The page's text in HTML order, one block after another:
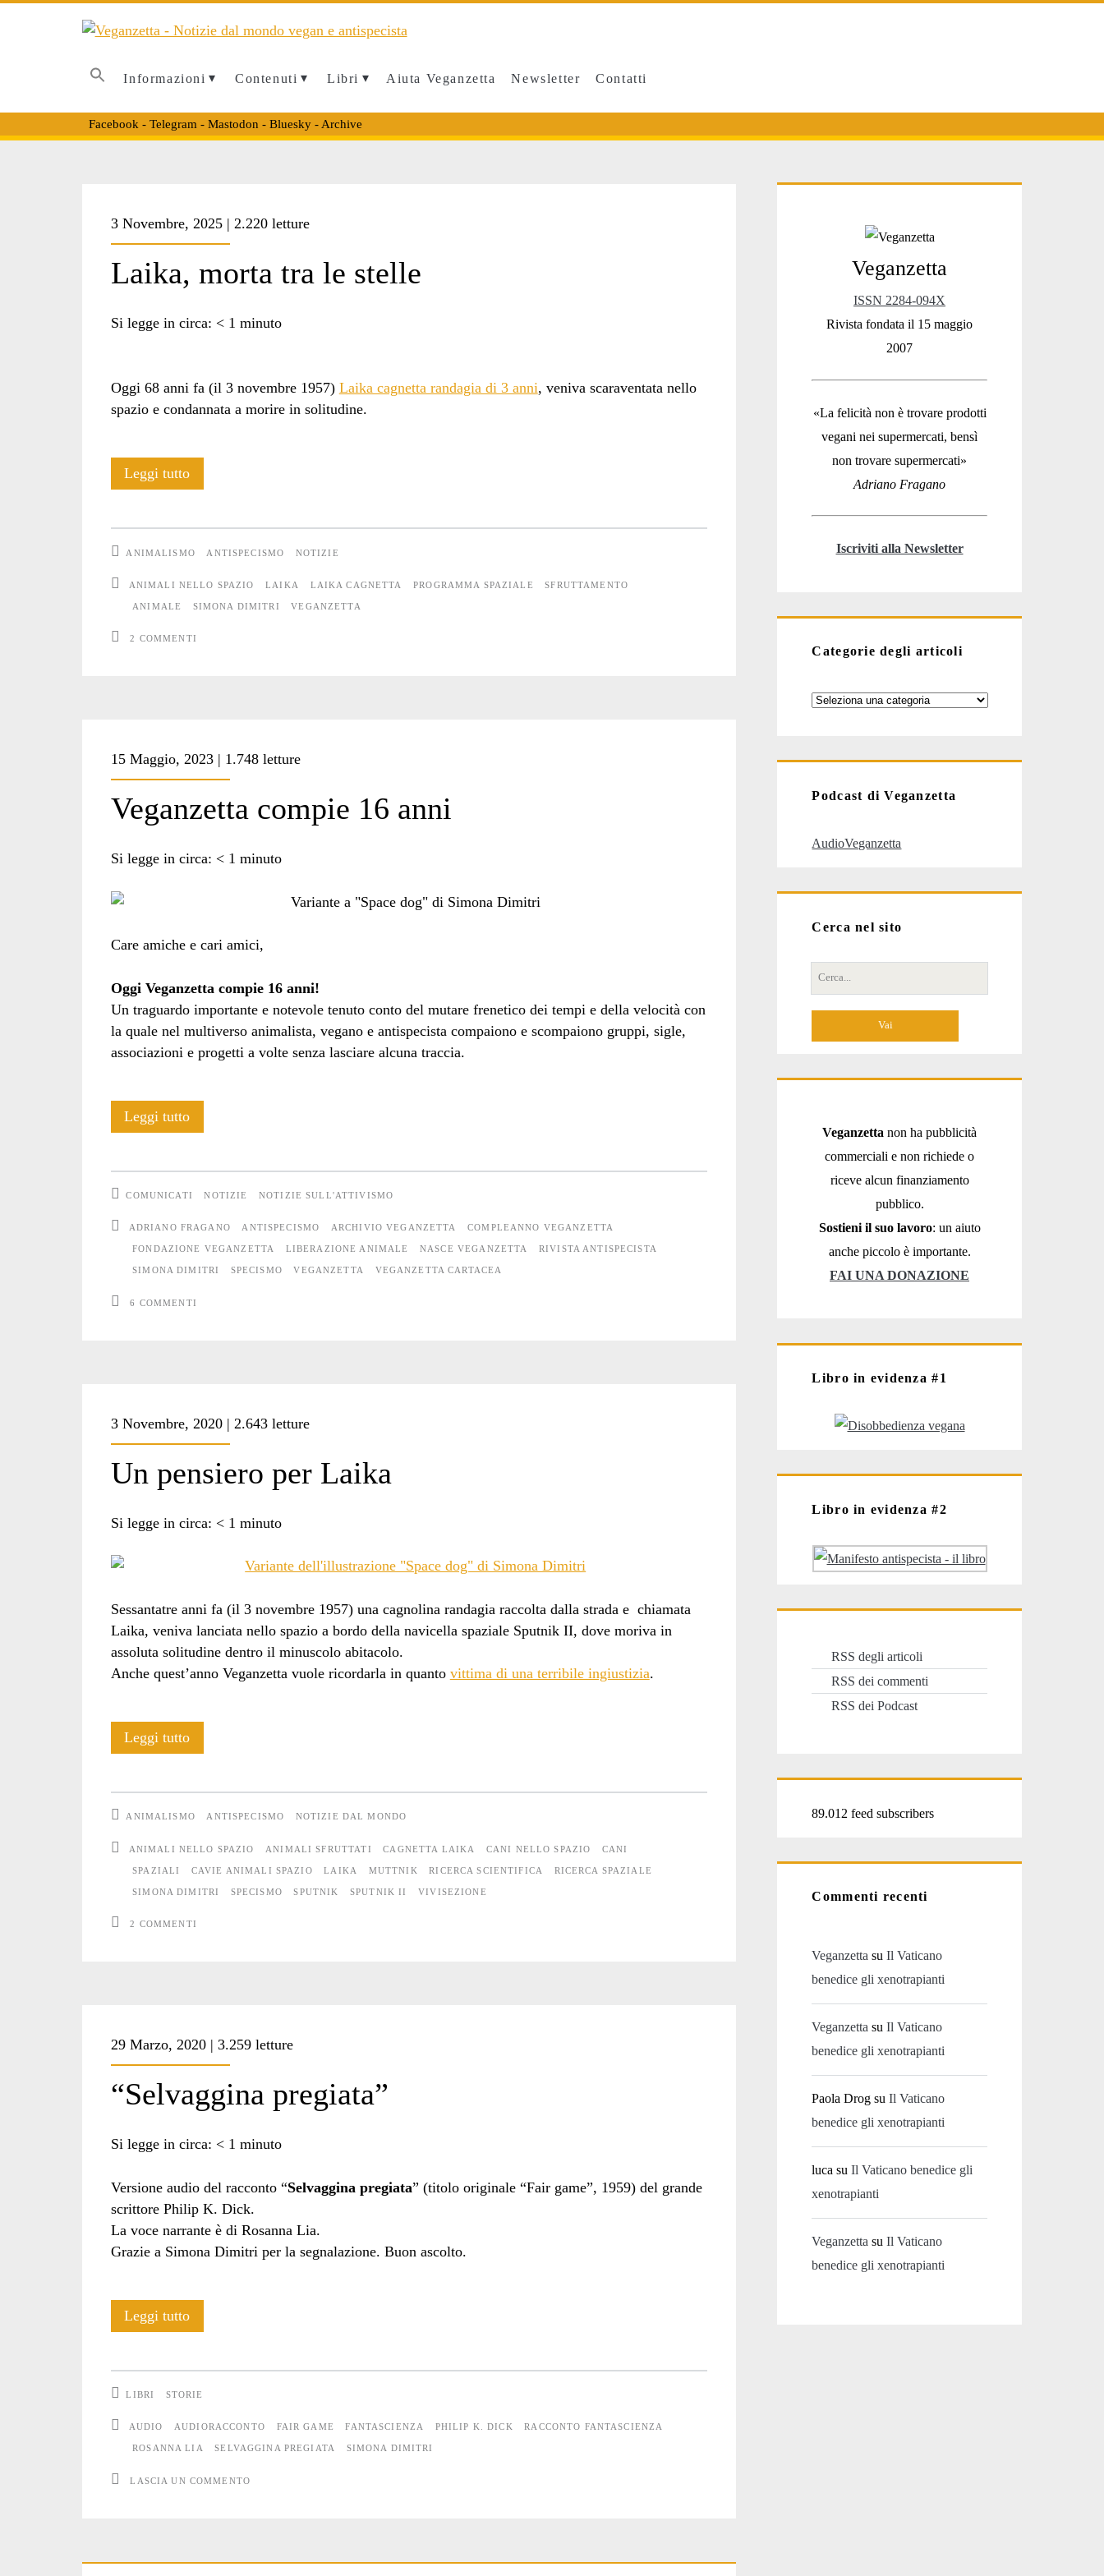
Informazioni Contenuti Libri Aiuta Veganzetta Newsletter Contatti
Facebook - Telegram - Mastodon - Bluesky- Archive
<span>simona
dimitri</span>
3 Novembre, 2025 | 2.220 letture
Laika, morta tra le stelle
Si legge in circa: < 1 minuto
Oggi 68 anni fa (il 3 novembre 1957) Laika cagnetta randagia di 3 anni, veniva scaraventata nello
spazio e condannata a morire in solitudine.
Leggi tuttoLaika,
stelle
ANIMALISMO ANTISPECISMO NOTIZIE
ANIMALI NELLO SPAZIO LAIKA LAIKA CAGNETTA PROGRAMMA SPAZIALE SFRUTTAMENTO
ANIMALE SIMONA DIMITRI VEGANZETTA
2 COMMENTI
15 Maggio, 2023 | 1.748 letture
Veganzetta compie 16 anni
Si legge in circa: < 1 minuto
Care amiche e cari amici,
Oggi Veganzetta compie 16 anni!
Un traguardo importante e notevole tenuto conto del mutare frenetico dei tempi e della velocità con
la quale nel multiverso animalista, vegano e antispecista compaiono e scompaiono gruppi, sigle,
associazioni e progetti a volte senza lasciare alcuna traccia.
Leggi tuttoVeganzetta
COMUNICATI NOTIZIE NOTIZIE SULL'ATTIVISMO
ADRIANO FRAGANO ANTISPECISMO ARCHIVIO VEGANZETTA COMPLEANNO VEGANZETTA
FONDAZIONE VEGANZETTA LIBERAZIONE ANIMALE NASCE VEGANZETTA RIVISTA ANTISPECISTA
SIMONA DIMITRI SPECISMO VEGANZETTA VEGANZETTA CARTACEA
6 COMMENTI
3 Novembre, 2020 | 2.643 letture
Un pensiero per Laika
Si legge in circa: < 1 minuto
Sessantatre anni fa (il 3 novembre 1957) una cagnolina randagia raccolta dalla strada e chiamata
Laika, veniva lanciata nello spazio a bordo della navicella spaziale Sputnik II, dove moriva in
assoluta solitudine dentro il minuscolo abitacolo.
Anche quest’anno Veganzetta vuole ricordarla in quanto vittima di una terribile ingiustizia.
Leggi tuttoUn
ANIMALISMO ANTISPECISMO NOTIZIE DAL MONDO
ANIMALI NELLO SPAZIO ANIMALI SFRUTTATI CAGNETTA LAIKA CANI NELLO SPAZIO CANI
SPAZIALI CAVIE ANIMALI SPAZIO LAIKA MUTTNIK RICERCA SCIENTIFICA RICERCA SPAZIALE
SIMONA DIMITRI SPECISMO SPUTNIK SPUTNIK II VIVISEZIONE
2 COMMENTI
29 Marzo, 2020 | 3.259 letture
“Selvaggina pregiata”
Si legge in circa: < 1 minuto
Versione audio del racconto “Selvaggina pregiata” (titolo originale “Fair game”, 1959) del grande
scrittore Philip K. Dick.
La voce narrante è di Rosanna Lia.
Grazie a Simona Dimitri per la segnalazione. Buon ascolto.
Leggi tutto“Selvaggina
LIBRI STORIE
AUDIO AUDIORACCONTO FAIR GAME FANTASCIENZA PHILIP K. DICK RACCONTO FANTASCIENZA
ROSANNA LIA SELVAGGINA PREGIATA SIMONA DIMITRI
LASCIA UN COMMENTO
Primary
Sidebar
Veganzetta
ISSN 2284-094X
Rivista fondata il 15 maggio
2007
«La felicità non è trovare prodotti
vegani nei supermercati, bensì
non trovare supermercati»
Adriano Fragano
Iscriviti alla Newsletter
Categorie degli articoli
Categorie
Podcast di Veganzetta
AudioVeganzetta
Cerca nel sito
Cerca
per:
Veganzetta non ha pubblicità
commerciali e non richiede o
riceve alcun finanziamento
pubblico.
Sostieni il suo lavoro: un aiuto
anche piccolo è importante.
FAI UNA DONAZIONE
Libro in evidenza #1
Libro in evidenza #2
RSS degli articoli
RSS dei commenti
RSS dei Podcast
89.012 feed subscribers
Commenti recenti
Veganzetta suIl Vaticano
benedice gli xenotrapianti
Veganzetta suIl Vaticano
benedice gli xenotrapianti
Paola Drog suIl Vaticano
benedice gli xenotrapianti
luca suIl Vaticano benedice gli
xenotrapianti
Veganzetta suIl Vaticano
benedice gli xenotrapianti